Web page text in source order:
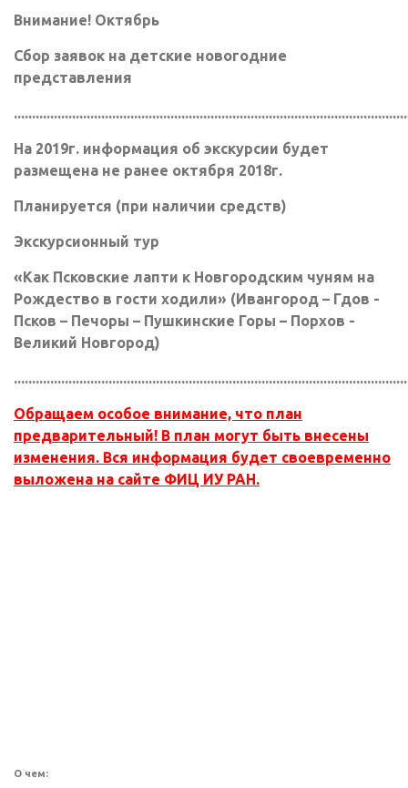
Внимание! Октябрь
Сбор заявок на детские новогодние
представления
На 2019г. информация об экскурсии будет
размещена не ранее октября 2018г.
Планируется (при наличии средств)
Экскурсионный тур
«Как Псковские лапти к Новгородским чуням на
Рождество в гости ходили» (Ивангород – Гдов -
Псков – Печоры – Пушкинские Горы – Порхов -
Великий Новгород)
Обращаем особое внимание, что план
предварительный! В план могут быть внесены
изменения. Вся информация будет своевременно
выложена на сайте ФИЦ ИУ РАН.
О чем: